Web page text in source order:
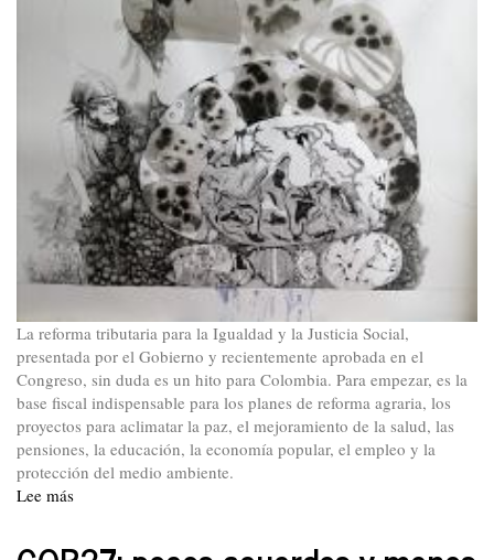
tributaria
La reforma tributaria para la Igualdad y la Justicia Social,
presentada por el Gobierno y recientemente aprobada en el
Congreso, sin duda es un hito para Colombia. Para empezar, es la
base fiscal indispensable para los planes de reforma agraria, los
proyectos para aclimatar la paz, el mejoramiento de la salud, las
pensiones, la educación, la economía popular, el empleo y la
protección del medio ambiente.
Lee más